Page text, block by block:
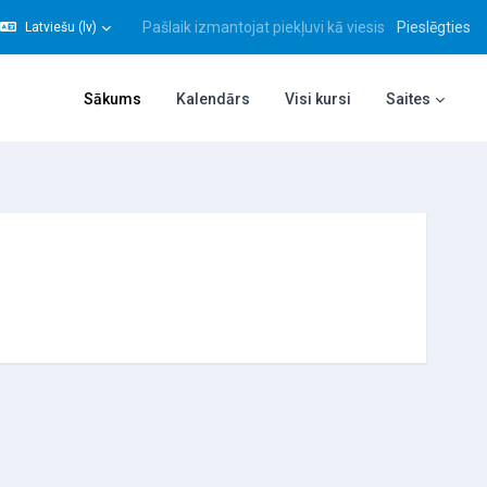
meklēšanas ievadi
Latviešu ‎(lv)‎ Pašlaik izmantojat piekļuvi kā viesis Pieslēgties
Sākums Kalendārs Visi kursi Saites